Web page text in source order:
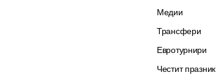
Медии
Трансфери
Евротурнири
Честит празник